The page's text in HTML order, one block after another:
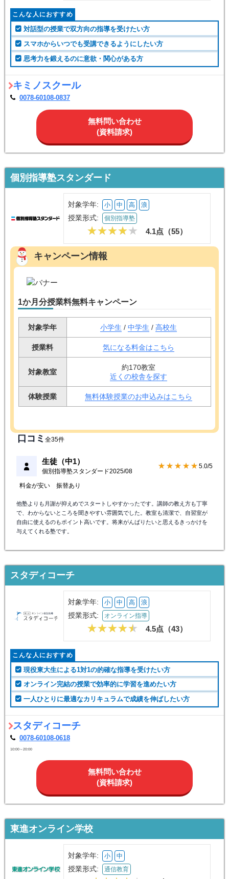
こんな人におすすめ
対話型の授業で双方向の指導を受けたい方
スマホからいつでも受講できるようにしたい方
思考力を鍛えるのに意欲・関心がある方
キミノスクール
0078-60108-0837
無料問い合わせ
(資料請求)
個別指導塾スタンダード
対象学年: 小 中 高 浪
授業形式: 個別指導塾
4.1点（55）
キャンペーン情報
1か月分授業料無料キャンペーン
対象学年 小学生 / 中学生 / 高校生
授業料 気になる料金はこちら
対象教室
約170教室
近くの校舎を探す
体験授業 無料体験授業のお申込みはこちら
口コミ 全35件
生徒（中1）
個別指導塾スタンダード2025/08
★★★★★ 5.0/5
料金が安い 振替あり
他塾よりも月謝が抑えめでスタートしやすかったです。講師の教え方も丁寧
で、わからないところを聞きやすい雰囲気でした。教室も清潔で、自習室が
自由に使えるのもポイント高いです。将来がんばりたいと思えるきっかけを
与えてくれる塾です。
スタディコーチ
対象学年: 小 中 高 浪
授業形式: オンライン指導
4.5点（43）
こんな人におすすめ
現役東大生による1対1の的確な指導を受けたい方
オンライン完結の授業で効率的に学習を進めたい方
一人ひとりに最適なカリキュラムで成績を伸ばしたい方
スタディコーチ
0078-60108-0618
10:00～20:00
無料問い合わせ
(資料請求)
東進オンライン学校
対象学年: 小 中
授業形式: 通信教育